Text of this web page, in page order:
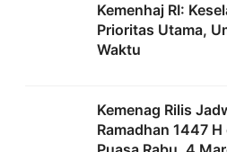
Kemenhaj RI:
Prioritas Utama,
Waktu
Kemenag Rilis
Ramadhan 1447